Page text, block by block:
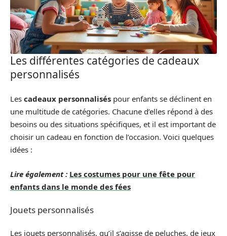
Les différentes catégories de cadeaux
personnalisés
Les cadeaux personnalisés pour enfants se déclinent en
une multitude de catégories. Chacune d’elles répond à des
besoins ou des situations spécifiques, et il est important de
choisir un cadeau en fonction de l’occasion. Voici quelques
idées :
Lire également : Les costumes pour une fête pour
enfants dans le monde des fées
Jouets personnalisés
Les jouets personnalisés, qu’il s’agisse de peluches, de jeux